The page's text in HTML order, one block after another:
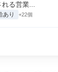
る営業...
あり +22個